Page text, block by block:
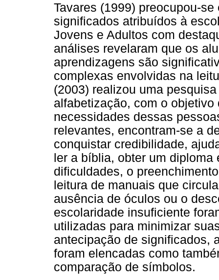
Tavares (1999) preocupou-
significados atribuídos à
Jovens e Adultos com
análises revelaram que os
aprendizagens são
complexas envolvidas na
(2003) realizou uma
alfabetização, com o
necessidades dessas
relevantes, encontram-se a
conquistar credibilidade,
ler a bíblia, obter um
dificuldades, o
leitura de manuais que
ausência de óculos ou o
escolaridade insuficiente
utilizadas para minimizar
antecipação de significados,
foram elencadas como
comparação de símbolos.